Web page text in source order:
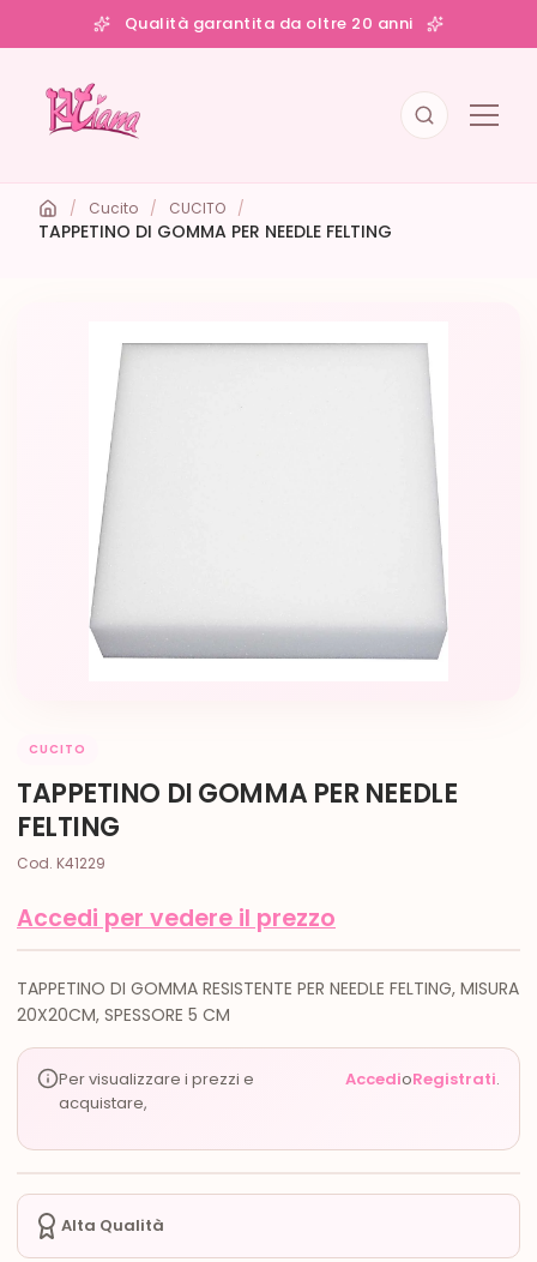
Qualità garantita da oltre 20 anni
/ Cucito / CUCITO /
TAPPETINO DI GOMMA PER NEEDLE FELTING
CUCITO
TAPPETINO DI GOMMA PER NEEDLE
FELTING
Cod. K41229
Accedi per vedere il prezzo
TAPPETINO DI GOMMA RESISTENTE PER NEEDLE FELTING, MISURA
20X20CM, SPESSORE 5 CM
Per visualizzare i prezzi e
acquistare,
AccedioRegistrati.
Alta Qualità